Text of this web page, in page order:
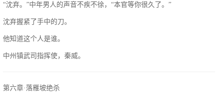
“沈弃。”中年男人的声音不疾不徐，“本官等你很久了。”
沈弃握紧了手中的刀。
他知道这个人是谁。
中州镇武司指挥使，秦威。
第六章·落雁坡绝杀